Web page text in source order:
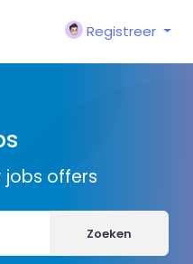
Registreer
jobs offers
Zoeken